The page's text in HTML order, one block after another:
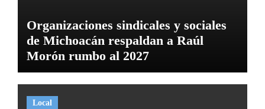
Organizaciones sindicales y sociales
de Michoacán respaldan a Raúl
Morón rumbo al 2027
Local